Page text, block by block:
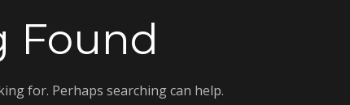
Found
for. Perhaps searching can help.